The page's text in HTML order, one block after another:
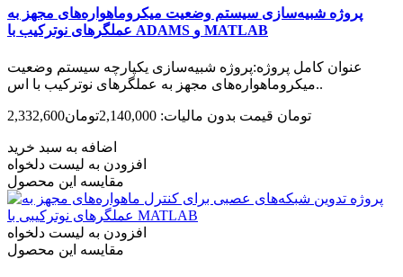
پروژه شبیه‌سازی سیستم وضعیت میکروماهواره‌های مجهز به
عملگرهای نوترکیب با ADAMS و MATLAB
عنوان کامل پروژه:پروژه شبیه‌سازی یکپارچه سیستم وضعیت
میکروماهواره‌های مجهز به عملگرهای نوترکیب با اس..
2,332,600تومان قیمت بدون مالیات: 2,140,000تومان
اضافه به سبد خرید
افزودن به لیست دلخواه
مقایسه این محصول
افزودن به لیست دلخواه
مقایسه این محصول